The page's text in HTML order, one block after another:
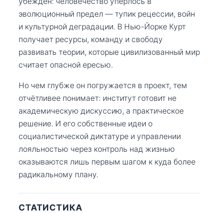
эволюционный предел — тупик рецессии, войн
и культурной деградации. В Нью-Йорке Курт
получает ресурсы, команду и свободу
развивать теории, которые цивилизованный мир
считает опасной ересью.
Но чем глубже он погружается в проект, тем
отчётливее понимает: институт готовит не
академическую дискуссию, а практическое
решение. И его собственные идеи о
социалистической диктатуре и управлении
лояльностью через контроль над жизнью
оказываются лишь первым шагом к куда более
радикальному плану.
СТАТИСТИКА